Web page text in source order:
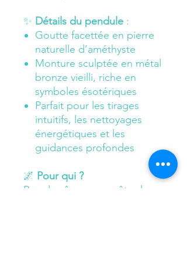
✨ Détails du pendule :
Goutte facettée en pierre
naturelle d’améthyste
Monture sculptée en métal
bronze vieilli, riche en
symboles ésotériques
Parfait pour les tirages
intuitifs, les nettoyages
énergétiques et les
guidances profondes
🌌 Pour qui ?
Pour les âmes en quête de